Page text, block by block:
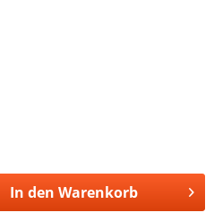
In den Warenkorb